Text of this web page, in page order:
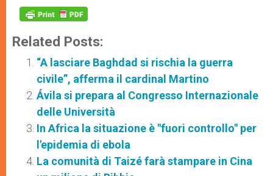
Related Posts:
“A lasciare Baghdad si rischia la guerra
civile”, afferma il cardinal Martino
Ávila si prepara al Congresso Internazionale
delle Università
In Africa la situazione è "fuori controllo" per
l'epidemia di ebola
La comunità di Taizé farà stampare in Cina